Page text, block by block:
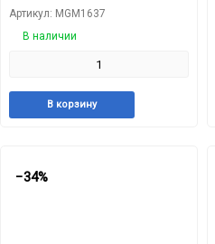
Артикул: MGM1637
В наличии
В корзину
−34%